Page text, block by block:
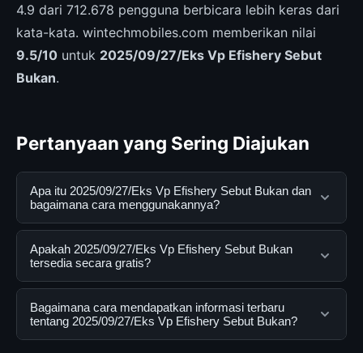
4.9 dari 712.678 pengguna berbicara lebih keras dari
kata-kata. wintechmobiles.com memberikan nilai
9.5/10 untuk 2025/09/27/Eks Vp Efishery Sebut
Bukan.
Pertanyaan yang Sering Diajukan
Apa itu 2025/09/27/Eks Vp Efishery Sebut Bukan dan
bagaimana cara menggunakannya?
2025/09/27/Eks Vp Efishery Sebut Bukan adalah
layanan digital yang dirancang untuk membantu
pengguna mendapatkan informasi lengkap dan
terpercaya. Anda dapat menggunakannya dengan
mengunjungi situs resmi dan mengikuti panduan yang
tersedia.
Apakah 2025/09/27/Eks Vp Efishery Sebut Bukan
tersedia secara gratis?
Ya, 2025/09/27/Eks Vp Efishery Sebut Bukan dapat
diakses secara gratis oleh semua pengguna. Tidak ada
biaya tersembunyi atau langganan yang diperlukan
Bagaimana cara mendapatkan informasi terbaru
tentang 2025/09/27/Eks Vp Efishery Sebut Bukan?